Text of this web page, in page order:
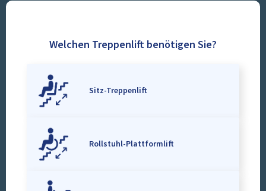
Welchen Treppenlift benötigen Sie?
Sitz-Treppenlift
Rollstuhl-Plattformlift